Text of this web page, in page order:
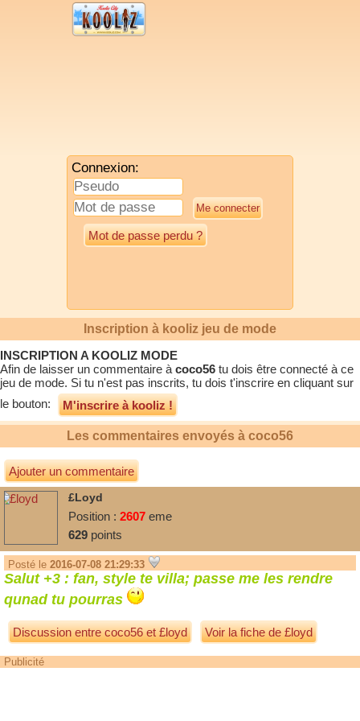
Connexion:
Mot de passe perdu ?
Inscription à kooliz jeu de mode
INSCRIPTION A KOOLIZ MODE
Afin de laisser un commentaire à coco56 tu dois être connecté à ce
jeu de mode. Si tu n'est pas inscrits, tu dois t'inscrire en cliquant sur
le bouton:
M'inscrire à kooliz !
Les commentaires envoyés à coco56
Ajouter un commentaire
£loyd
Position : 2607 eme
629 points
Posté le 2016-07-08 21:29:33
Salut +3 : fan, style te villa; passe me les rendre
qunad tu pourras
Discussion entrecoco56et£loyd Voir la fiche de £loyd
Publicité